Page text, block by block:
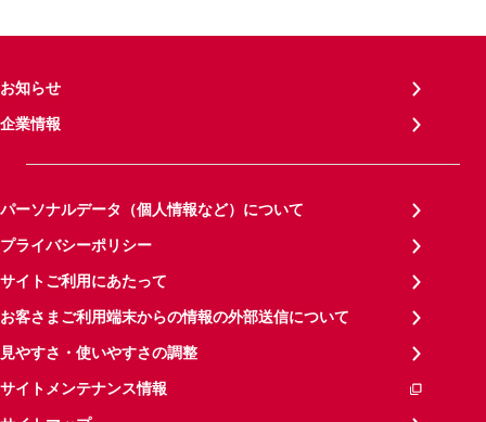
お知らせ
企業情報
パーソナルデータ（個人情報など）について
プライバシーポリシー
サイトご利用にあたって
お客さまご利用端末からの情報の外部送信について
見やすさ・使いやすさの調整
サイトメンテナンス情報